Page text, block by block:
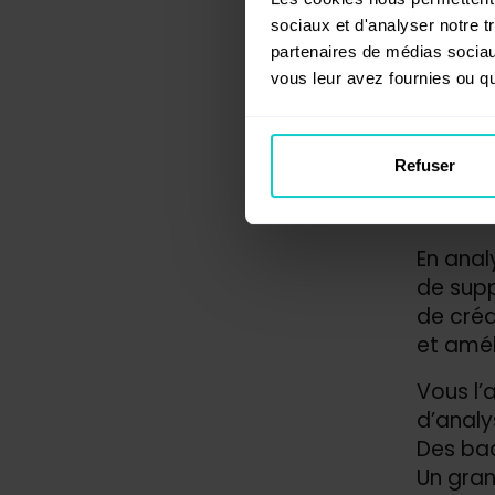
sociaux et d'analyser notre
partenaires de médias
vous leur avez fournies ou
Refuser
le
Les
de
une
En
de
de
et
Vous
Des
Un